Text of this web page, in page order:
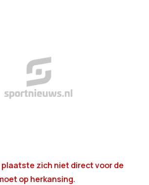
plaatste zich niet direct voor de
op herkansing.